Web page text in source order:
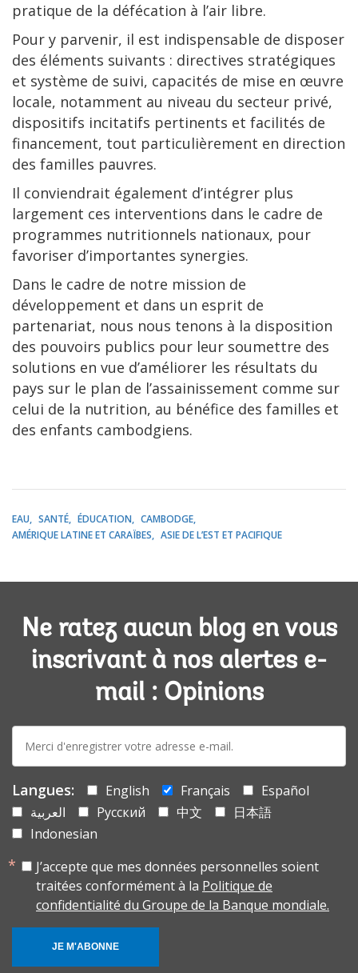
pratique de la défécation à l’air libre.
Pour y parvenir, il est indispensable de disposer
des éléments suivants : directives stratégiques
et système de suivi, capacités de mise en œuvre
locale, notamment au niveau du secteur privé,
dispositifs incitatifs pertinents et facilités de
financement, tout particulièrement en direction
des familles pauvres.
Il conviendrait également d’intégrer plus
largement ces interventions dans le cadre de
programmes nutritionnels nationaux, pour
favoriser d’importantes synergies.
Dans le cadre de notre mission de
développement et dans un esprit de
partenariat, nous nous tenons à la disposition
des pouvoirs publics pour leur soumettre des
solutions en vue d’améliorer les résultats du
pays sur le plan de l’assainissement comme sur
celui de la nutrition, au bénéfice des familles et
des enfants cambodgiens.
EAU SANTÉ ÉDUCATION
CAMBODGE
AMÉRIQUE LATINE ET CARAÏBES
ASIE DE L’EST ET PACIFIQUE
Ne ratez aucun blog en vous
inscrivant à nos alertes e-
mail : Opinions
mail:
Langues: English Français
Español
العربية
Русский 中文
日本語
Indonesian
J’accepte que mes données personnelles soient
traitées conformément à la Politique de
confidentialité du Groupe de la Banque mondiale.
JE M'ABONNE